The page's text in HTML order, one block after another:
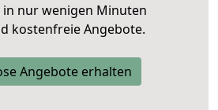
in nur wenigen Minuten
kostenfreie Angebote.
Angebote erhalten